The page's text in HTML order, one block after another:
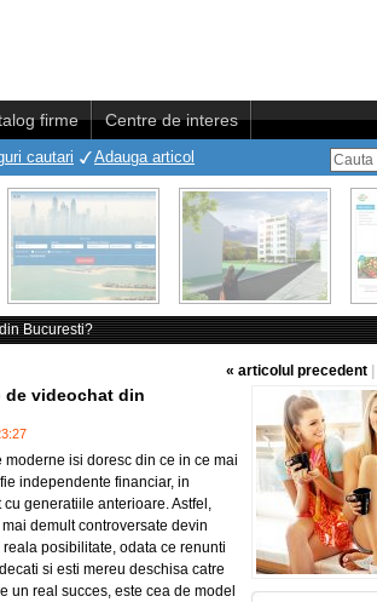
firme Centre de interes
cautari Adauga articol
Bucuresti?
« articolul precedent
videochat din
moderne isi doresc din ce in ce mai
independente financiar, in
cu generatiile anterioare. Astfel,
demult controversate devin
reala posibilitate, odata ce renunti
si esti mereu deschisa catre
un real succes, este cea de model